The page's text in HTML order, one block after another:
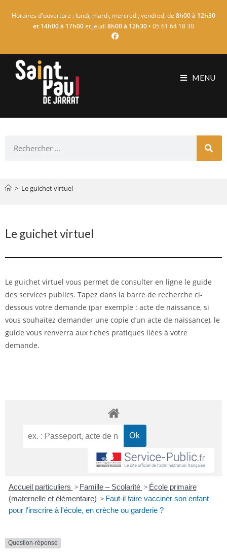
Horaires d'ouverture : lundi, mardi, mercredi, vendredi de 8h00 à 12h30
et 14h00 à 17h00et jeudi 8h00 à 12h30 • 05 61 64 18 30
MENU
> Le guichet virtuel
Le guichet virtuel
Le guichet virtuel vous permet de consulter en ligne le guide
des services publics. Tapez dans la barre de recherche ci-
dessous votre demande (par exemple : acte de naissance, si
vous souhaitez demander une copie d’un acte de naissance), le
guide vous renverra aux fiches pratiques liées à votre
demande.
Accueil particuliers > Famille – Scolarité > École primaire
(maternelle et élémentaire) > Faut-il faire vacciner son enfant
pour l'inscrire à l'école, en crèche ou garderie ?
Question-réponse